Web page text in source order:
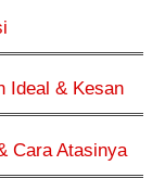
Ideal & Kesan
Cara Atasinya